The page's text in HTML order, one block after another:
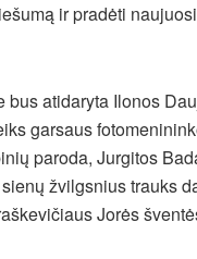
ir pradėti
bus atidaryta Ilonos
garsaus
paroda, Jurgitos
žvilgsnius trauks
Jorės